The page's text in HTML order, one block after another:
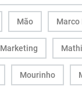
Mão Marco
Marketing
Mourinho